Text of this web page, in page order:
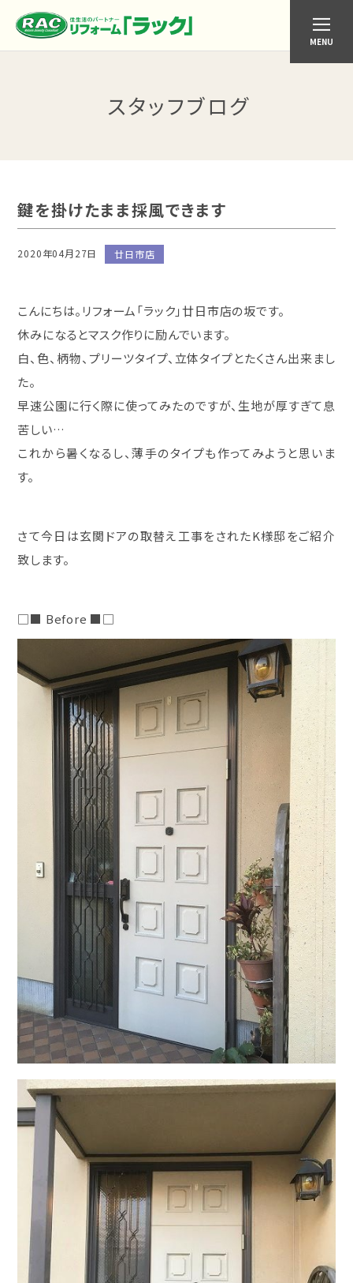
MENU
スタッフブログ
鍵を掛けたまま採風できます
2020年04月27日 廿日市店
こんにちは。リフォーム「ラック」廿日市店の坂です。
休みになるとマスク作りに励んでいます。
白、色、柄物、プリーツタイプ、立体タイプとたくさん出来まし
た。
早速公園に行く際に使ってみたのですが、生地が厚すぎて息
苦しい…
これから暑くなるし、薄手のタイプも作ってみようと思いま
す。
さて今日は玄関ドアの取替え工事をされたK様邸をご紹介
致します。
□■ Before ■□